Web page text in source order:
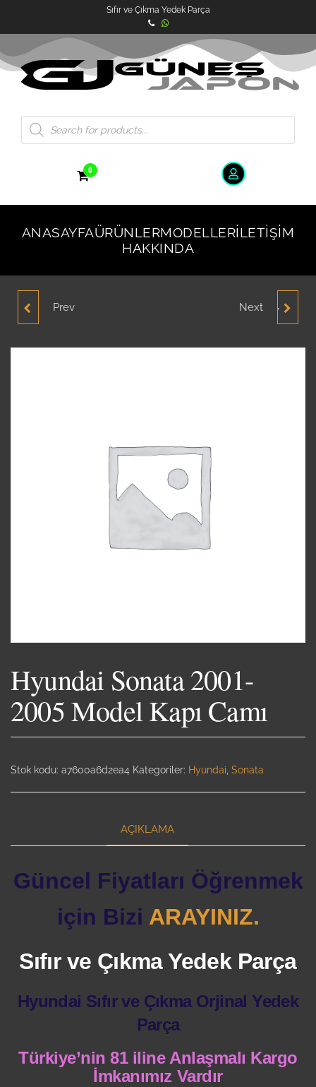
Sıfır ve Çıkma Yedek Parça
0
ANASAYFAÜRÜNLERMODELLERİLETIŞIM
HAKKINDA
HYUNDAI SONATA 2001-
Prev HYUNDAI SONATA 2001-
Next
Hyundai Sonata 2001-
2005 Model Kapı Camı
Stok kodu: a7600a6d2ea4 Kategoriler: Hyundai Sonata
AÇIKLAMA
Güncel Fiyatları Öğrenmek
için Bizi ARAYINIZ.
Sıfır ve Çıkma Yedek Parça
Hyundai Sıfır ve Çıkma Orjinal Yedek
Parça
Türkiye’nin 81 iline Anlaşmalı Kargo
İmkanımız Vardır